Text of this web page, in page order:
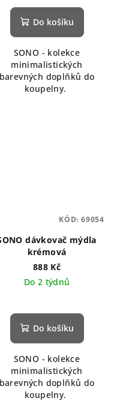
hodnocení
produktu
z
5
hvězdiček.
Do košíku
SONO - kolekce
minimalistických
barevných doplňků do
koupelny.
dávkovač mýdla
krémová
888 Kč
Do 2 týdnů
hodnocení
produktu
z
5
hvězdiček.
Do košíku
SONO - kolekce
minimalistických
barevných doplňků do
koupelny.
KÓD: 69054